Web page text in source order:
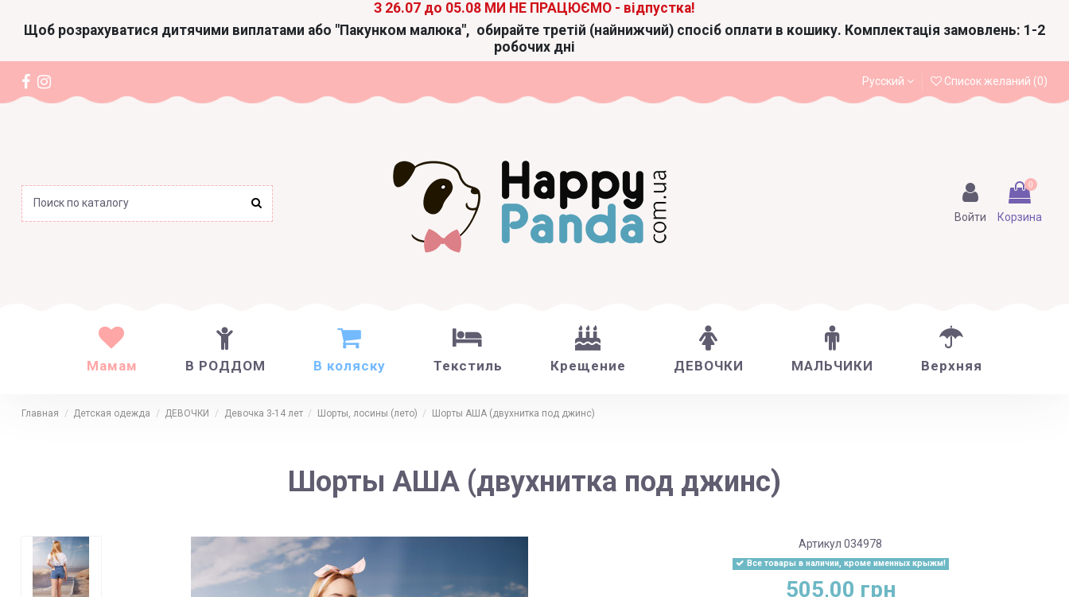
З 26.07 до 05.08 МИ НЕ ПРАЦЮЄМО - відпустка!
Щоб розрахуватися дитячими виплатами або "Пакунком малюка", обирайте третій (найнижчий) спосіб оплати в кошику. Комплектація замовлень: 1-2
робочих дні
Русский Список желаний (0)
Войти
0
Корзина
Мамам В РОДДОМ В коляску Текстиль Крещение ДЕВОЧКИ МАЛЬЧИКИ Верхняя
Главная Детская одежда ДЕВОЧКИ Девочка 3-14 лет Шорты, лосины (лето) Шорты АША (двухнитка под джинс)
Шорты АША (двухнитка под джинс)
Артикул 034978
Все товары в наличии, кроме именных крыжм!
505,00 грн